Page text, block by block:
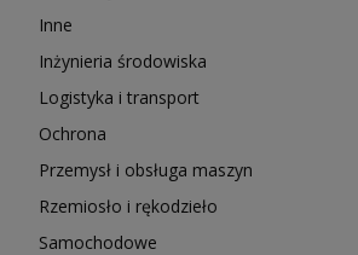
Inne
Inżynieria środowiska
Logistyka i transport
Ochrona
Przemysł i obsługa maszyn
Rzemiosło i rękodzieło
Samochodowe